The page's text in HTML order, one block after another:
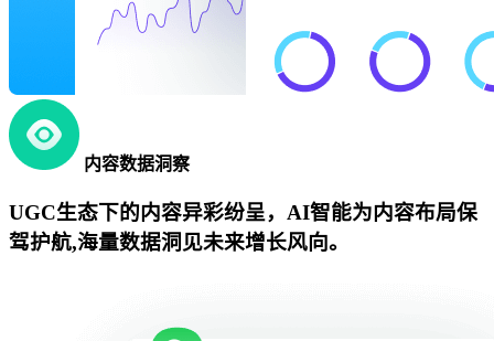
内容数据洞察
UGC生态下的内容异彩纷呈，AI智能为内容布局保
驾护航,海量数据洞见未来增长风向。